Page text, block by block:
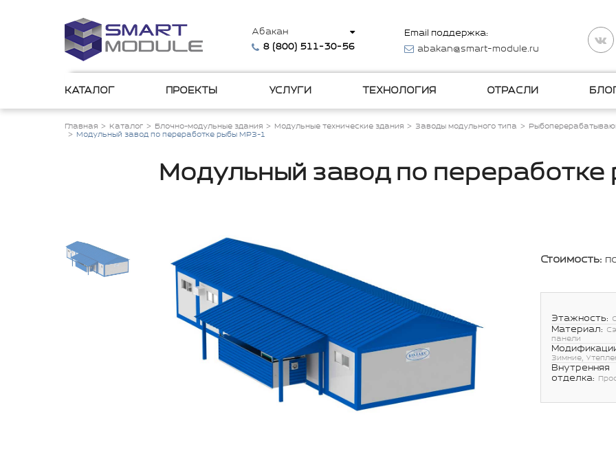
Абакан
8 (800) 511-30-56
Email поддержка:
abakan@smart-module.ru
КАТАЛОГ ПРОЕКТЫ УСЛУГИ ТЕХНОЛОГИЯ ОТРАСЛИ
Главная Каталог Блочно-модульные здания Модульные технические здания Заводы модульного типа
Модульный завод по переработке рыбы МРЗ-1
Модульный завод по
Стоимость:
Этажность:
Материал:
панели
Зимние,
Внутренняя
отделка: